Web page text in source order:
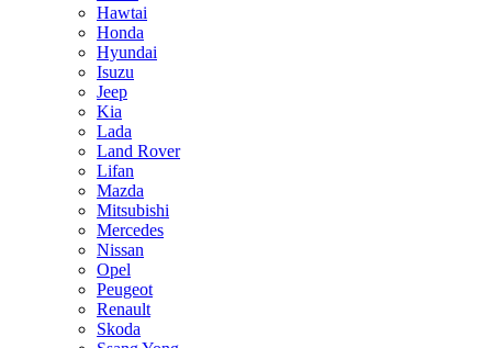
Hawtai
Honda
Hyundai
Isuzu
Jeep
Kia
Lada
Land Rover
Lifan
Mazda
Mitsubishi
Mercedes
Nissan
Opel
Peugeot
Renault
Skoda